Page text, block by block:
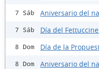
7 Sáb Aniversario del
7 Sáb Día del
8 Dom Día de la
8 Dom Aniversario del